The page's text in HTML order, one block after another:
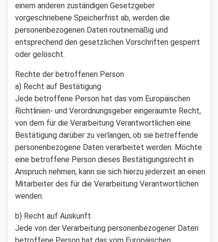
einem anderen zuständigen Gesetzgeber
vorgeschriebene Speicherfrist ab, werden die
personenbezogenen Daten routinemäßig und
entsprechend den gesetzlichen Vorschriften gesperrt
oder gelöscht.
Rechte der betroffenen Person
a) Recht auf Bestätigung
Jede betroffene Person hat das vom Europäischen
Richtlinien- und Verordnungsgeber eingeräumte Recht,
von dem für die Verarbeitung Verantwortlichen eine
Bestätigung darüber zu verlangen, ob sie betreffende
personenbezogene Daten verarbeitet werden. Möchte
eine betroffene Person dieses Bestätigungsrecht in
Anspruch nehmen, kann sie sich hierzu jederzeit an einen
Mitarbeiter des für die Verarbeitung Verantwortlichen
wenden.
b) Recht auf Auskunft
Jede von der Verarbeitung personenbezogener Daten